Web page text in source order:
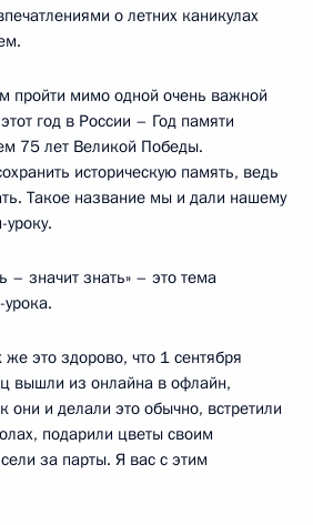
о летних каникулах
пройти мимо одной очень важной
год в России – Год памяти
75 лет Великой Победы.
историческую память, ведь
Такое название мы и дали нашему
– значит знать» – это тема
же это здорово, что 1 сентября
вышли из онлайна в офлайн,
они и делали это обычно, встретили
подарили цветы своим
за парты. Я вас с этим